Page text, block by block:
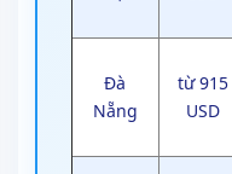
Đà
Nẵng
từ 915
USD